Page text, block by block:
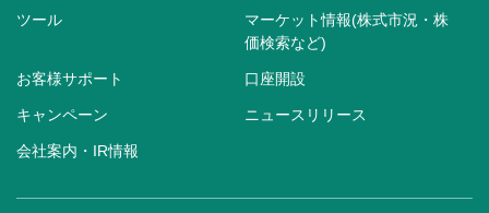
ツール
マーケット情報(株式市況・株
価検索など)
お客様サポート 口座開設
キャンペーン ニュースリリース
会社案内・IR情報